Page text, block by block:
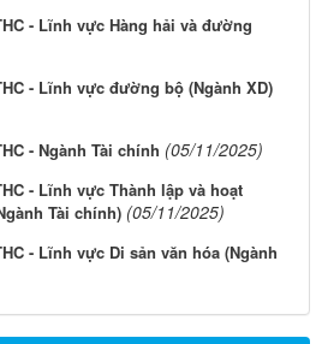
- Lĩnh vực Hàng hải và đường
- Lĩnh vực đường bộ (Ngành XD)
- Ngành Tài chính (05/11/2025)
- Lĩnh vực Thành lập và hoạt
Tài chính) (05/11/2025)
- Lĩnh vực Di sản văn hóa (Ngành